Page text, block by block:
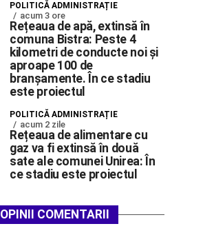
POLITICĂ ADMINISTRAȚIE
acum 3 ore
Rețeaua de apă, extinsă în
comuna Bistra: Peste 4
kilometri de conducte noi și
aproape 100 de
branșamente. În ce stadiu
este proiectul
POLITICĂ ADMINISTRAȚIE
acum 2 zile
Rețeaua de alimentare cu
gaz va fi extinsă în două
sate ale comunei Unirea: În
ce stadiu este proiectul
OPINII COMENTARII